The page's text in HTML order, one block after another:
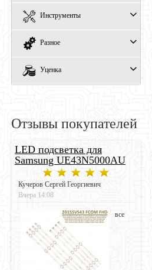
Инструменты
Разное
Уценка
Отзывы покупателей
LED подсветка для
Samsung UE43N5000AU
Кучеров Сергей Георгиевич
Вчера 14:08
все